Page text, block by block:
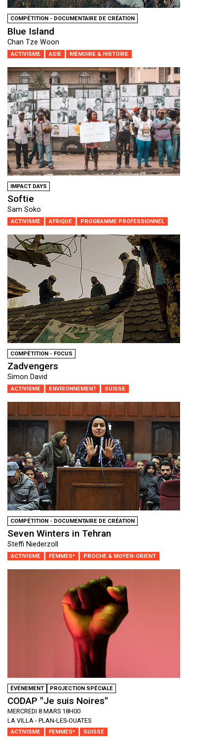
COMPÉTITION - DOCUMENTAIRE DE CRÉATION
Blue Island
Chan Tze Woon
ACTIVISME ASIE MÉMOIRE & HISTOIRE
IMPACT DAYS
Softie
Sam Soko
ACTIVISME AFRIQUE PROGRAMME PROFESSIONNEL
COMPÉTITION - FOCUS
Zadvengers
Simon David
ACTIVISME ENVIRONNEMENT SUISSE
COMPÉTITION - DOCUMENTAIRE DE CRÉATION
Seven Winters in Tehran
Steffi Niederzoll
ACTIVISME FEMMES* PROCHE & MOYEN-ORIENT
ÉVÉNEMENT PROJECTION SPÉCIALE
CODAP "Je suis Noires"
MERCREDI 8 MARS 18H00
LA VILLA - PLAN-LES-OUATES
ACTIVISME FEMMES* SUISSE